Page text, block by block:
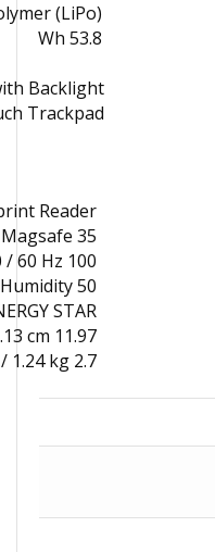
(LiPo)
53.8 Wh
Backlight
Trackpad
Reader
35 W with Magsafe
100 to 240 VAC, 50 / 60 Hz
50 to 95°F / 10 to 35°C at 0 to 90% Humidity
STAR
11.97 x 8.5 x 0.44" / 30.41 x 21.5 x 1.13 cm
2.7 lb / 1.24 kg